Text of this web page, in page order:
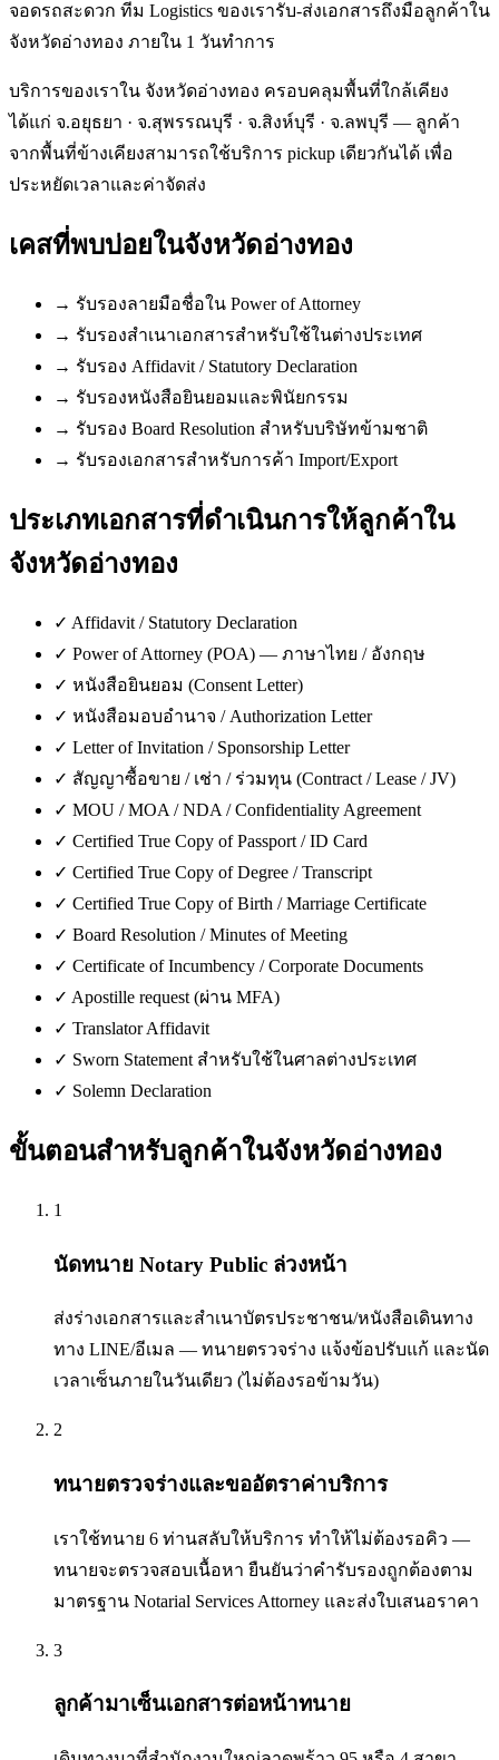
จอดรถสะดวก ทีม Logistics ของเรารับ-ส่งเอกสารถึงมือลูกค้าใน
จังหวัดอ่างทอง ภายใน 1 วันทำการ
บริการของเราใน จังหวัดอ่างทอง ครอบคลุมพื้นที่ใกล้เคียง
ได้แก่ จ.อยุธยา · จ.สุพรรณบุรี · จ.สิงห์บุรี · จ.ลพบุรี — ลูกค้า
จากพื้นที่ข้างเคียงสามารถใช้บริการ pickup เดียวกันได้ เพื่อ
ประหยัดเวลาและค่าจัดส่ง
เคสที่พบบ่อยในจังหวัดอ่างทอง
→ รับรองลายมือชื่อใน Power of Attorney
→ รับรองสำเนาเอกสารสำหรับใช้ในต่างประเทศ
→ รับรอง Affidavit / Statutory Declaration
→ รับรองหนังสือยินยอมและพินัยกรรม
→ รับรอง Board Resolution สำหรับบริษัทข้ามชาติ
→ รับรองเอกสารสำหรับการค้า Import/Export
ประเภทเอกสารที่ดำเนินการให้ลูกค้าใน
จังหวัดอ่างทอง
✓ Affidavit / Statutory Declaration
✓ Power of Attorney (POA) — ภาษาไทย / อังกฤษ
✓ หนังสือยินยอม (Consent Letter)
✓ หนังสือมอบอำนาจ / Authorization Letter
✓ Letter of Invitation / Sponsorship Letter
✓ สัญญาซื้อขาย / เช่า / ร่วมทุน (Contract / Lease / JV)
✓ MOU / MOA / NDA / Confidentiality Agreement
✓ Certified True Copy of Passport / ID Card
✓ Certified True Copy of Degree / Transcript
✓ Certified True Copy of Birth / Marriage Certificate
✓ Board Resolution / Minutes of Meeting
✓ Certificate of Incumbency / Corporate Documents
✓ Apostille request (ผ่าน MFA)
✓ Translator Affidavit
✓ Sworn Statement สำหรับใช้ในศาลต่างประเทศ
✓ Solemn Declaration
ขั้นตอนสำหรับลูกค้าในจังหวัดอ่างทอง
1
นัดทนาย Notary Public ล่วงหน้า
ส่งร่างเอกสารและสำเนาบัตรประชาชน/หนังสือเดินทาง
ทาง LINE/อีเมล — ทนายตรวจร่าง แจ้งข้อปรับแก้ และนัด
เวลาเซ็นภายในวันเดียว (ไม่ต้องรอข้ามวัน)
2
ทนายตรวจร่างและขออัตราค่าบริการ
เราใช้ทนาย 6 ท่านสลับให้บริการ ทำให้ไม่ต้องรอคิว —
ทนายจะตรวจสอบเนื้อหา ยืนยันว่าคำรับรองถูกต้องตาม
มาตรฐาน Notarial Services Attorney และส่งใบเสนอราคา
3
ลูกค้ามาเซ็นเอกสารต่อหน้าทนาย